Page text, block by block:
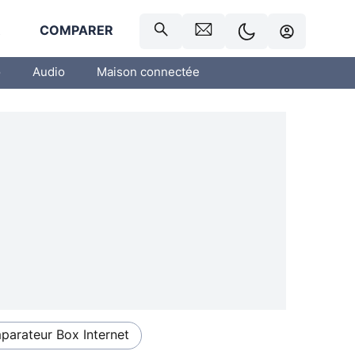
COMPARER
Audio Maison connectée
Box Internet